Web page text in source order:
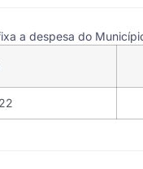
a despesa do